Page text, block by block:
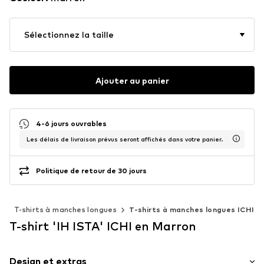
Sélectionnez la taille
Ajouter au panier
4-6 jours ouvrables
Les délais de livraison prévus seront affichés dans votre panier.
Politique de retour de 30 jours
T-shirts à manches longues T-shirts à manches longues ICHI
T-shirt 'IH ISTA' ICHI en Marron
Design et extras